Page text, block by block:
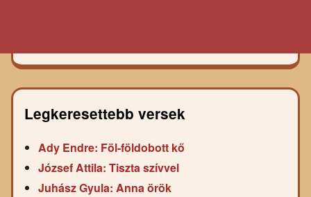
Legkeresettebb versek
Ady Endre: Föl-földobott kő
József Attila: Tiszta szívvel
Juhász Gyula: Anna örök